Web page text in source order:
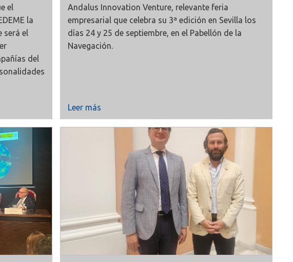
el
la
será el
del
Andalus Innovation Venture, relevante feria
empresarial que celebra su 3ª edición en Sevilla los
días 24 y 25 de septiembre, en el Pabellón de la
Navegación.
Leer más